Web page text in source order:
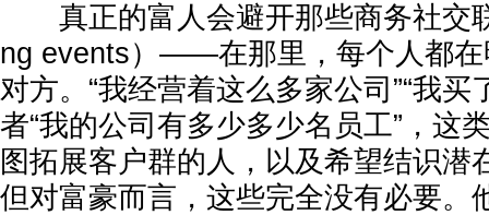
真正的富人会避开那些商务社交
ng events）——在那里，每个人都在
对方。“我经营着这么多家公司”“我买
者“我的公司有多少多少名员工”，这
图拓展客户群的人，以及希望结识潜
但对富豪而言，这些完全没有必要。